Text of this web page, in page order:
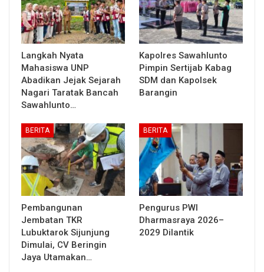
Langkah Nyata
Mahasiswa UNP
Abadikan Jejak Sejarah
Nagari Taratak Bancah
Sawahlunto…
Kapolres Sawahlunto
Pimpin Sertijab Kabag
SDM dan Kapolsek
Barangin
BERITA
Pembangunan
Jembatan TKR
Lubuktarok Sijunjung
Dimulai, CV Beringin
Jaya Utamakan…
BERITA
Pengurus PWI
Dharmasraya 2026–
2029 Dilantik